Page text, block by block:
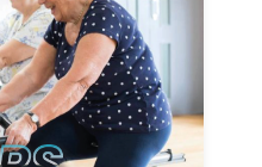
y Cynllun
Cenedlaethol
MWY